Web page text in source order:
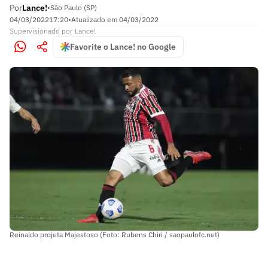
PorLance!•São Paulo (SP)
04/03/202217:20•Atualizado em 04/03/2022
Supervisionado por Lance!
Favorite o Lance! no Google
Reinaldo projeta Majestoso (Foto: Rubens Chiri / saopaulofc.net)